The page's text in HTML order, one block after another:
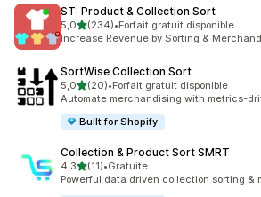
ST: Product & Collection Sort
5,0étoile(s) sur 5
(234)
234 avis au total
•Forfait gratuit disponible
Increase Revenue by Sorting &
SortWise Collection Sort
5,0étoile(s) sur 5
(20)
20 avis au total
•Forfait gratuit disponible
Automate merchandising with metrics-
Built for Shopify
Collection & Product Sort SMRT
4,3étoile(s) sur 5
(11)
11 avis au total
•Gratuite
Powerful data driven collection sorting &